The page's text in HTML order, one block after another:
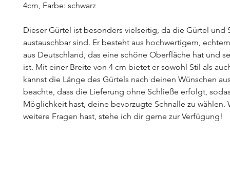
4cm, Farbe: schwarz
Dieser Gürtel ist besonders vielseitig, da die Gürtel und
austauschbar sind. Er besteht aus hochwertigem,
aus Deutschland, das eine schöne Oberfläche hat und
ist. Mit einer Breite von 4 cm bietet er sowohl Stil als
kannst die Länge des Gürtels nach deinen Wünschen
beachte, dass die Lieferung ohne Schließe erfolgt,
Möglichkeit hast, deine bevorzugte Schnalle zu wählen.
weitere Fragen hast, stehe ich dir gerne zur Verfügung!